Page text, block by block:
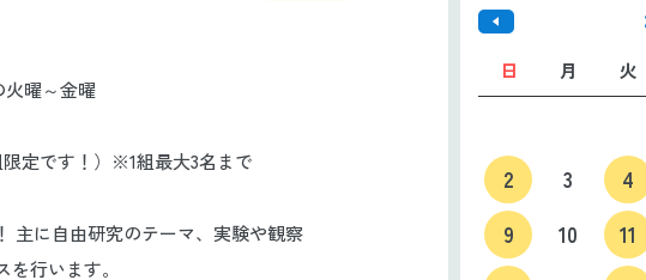
曜～金曜
限定です！）※1組最大3名まで
主に自由研究のテーマ、実験や観察
行います。
日 月 火
2
3 4
9
10 11